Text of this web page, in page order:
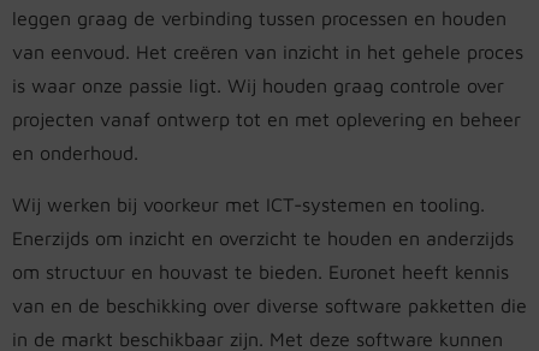
leggen graag de verbinding tussen processen en houden
van eenvoud. Het creëren van inzicht in het gehele proces
is waar onze passie ligt. Wij houden graag controle over
projecten vanaf ontwerp tot en met oplevering en beheer
en onderhoud.
Wij werken bij voorkeur met ICT-systemen en tooling.
Enerzijds om inzicht en overzicht te houden en anderzijds
om structuur en houvast te bieden. Euronet heeft kennis
van en de beschikking over diverse software pakketten die
in de markt beschikbaar zijn. Met deze software kunnen